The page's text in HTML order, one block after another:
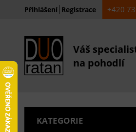
Přihlášení Registrace +420
Váš
na pohodlí
KATEGORIE